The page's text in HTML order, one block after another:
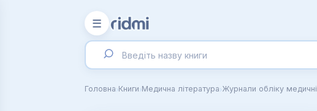
☰
Головна›Книги›Медична література›Журнали обліку медичні